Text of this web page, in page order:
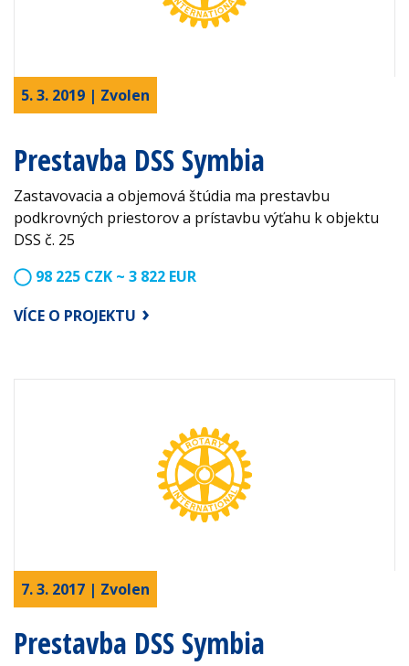
5. 3. 2019 | Zvolen
Prestavba DSS Symbia
Zastavovacia a objemová štúdia ma prestavbu
podkrovných priestorov a prístavbu výťahu k objektu
DSS č. 25
98 225 CZK ~ 3 822 EUR
VÍCE O PROJEKTU
7. 3. 2017 | Zvolen
Prestavba DSS Symbia